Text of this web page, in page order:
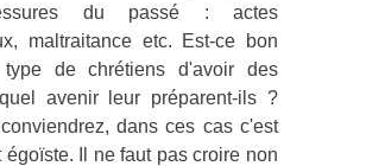
du passé : actes
maltraitance etc. Est-ce bon
de chrétiens d'avoir des
avenir leur préparent-ils ?
dans ces cas c'est
égoïste. Il ne faut pas croire non